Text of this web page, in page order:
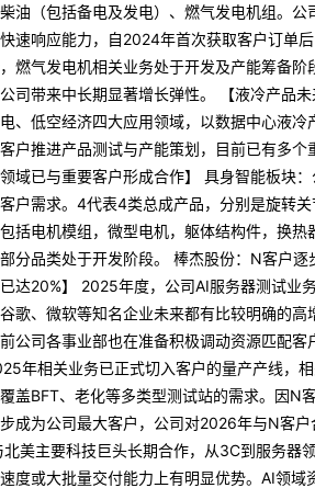
油（包括备电及发电）、燃气发电机组。
速响应能力，自2024年首次获取客户订单
燃气发电机相关业务处于开发及产能筹备
司带来中长期显著增长弹性。 【液冷产品
、低空经济四大应用领域，以数据中心液
户推进产品测试与产能策划，目前已有多
领域已与重要客户形成合作】 具身智能板块
户需求。4代表4类总成产品，分别是旋转
括电机模组，微型电机，躯体结构件，换
分品类处于开发阶段。 棒杰股份：N客户
达20%】 2025年度，公司AI服务器测试业
歌、微软等知名企业未来都有比较明确的
公司各事业部也在准备积极调动资源匹配
年相关业务已正式切入客户的量产产线，
盖BFT、老化等多类型测试站的需求。因N
成为公司最大客户，公司对2026年与N客
美主要科技巨头长期合作，从3C到服务器
度或大批量交付能力上有明显优势。AI领